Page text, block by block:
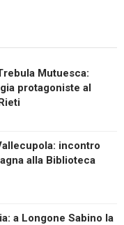
Mutuesca:
protagoniste al
incontro
alla Biblioteca
a Longone Sabino la